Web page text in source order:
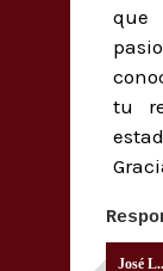
que
tu
José L..